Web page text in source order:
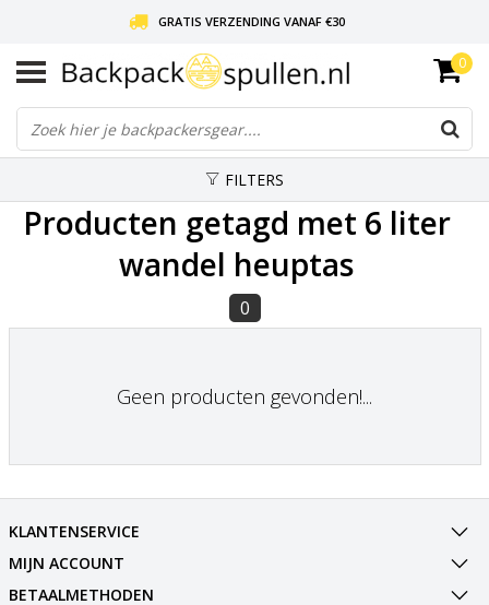
GRATIS VERZENDING VANAF €30
LIEFDE VOOR BACKPACKEN!
30 DAGEN GRATIS RETOUR
0
FILTERS
Producten getagd met 6 liter
wandel heuptas
0
Geen producten gevonden!...
KLANTENSERVICE
MIJN ACCOUNT
BETAALMETHODEN